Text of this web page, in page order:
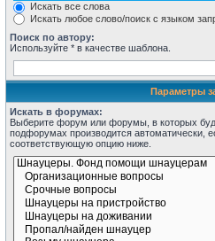
Искать все слова
Искать любое слово/поиск с языком
Поиск по автору:
Используйте * в качестве шаблона.
Параметры
Искать в форумах:
Выберите форум или форумы, в которых
подфорумах производится автоматически,
соответствующую опцию ниже.